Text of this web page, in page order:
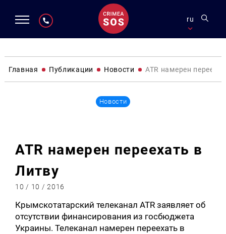
ru
Главная Публикации Новости ATR намерен
Новости
ATR намерен переехать в
Литву
10 / 10 / 2016
Крымскотатарский телеканал ATR заявляет об
отсутствии финансирования из госбюджета
Украины. Телеканал намерен переехать в